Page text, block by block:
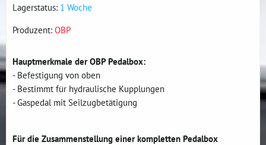
Lagerstatus: 1 Woche
Produzent: OBP
Hauptmerkmale der OBP Pedalbox:
- Befestigung von oben
- Bestimmt für hydraulische Kupplungen
- Gaspedal mit Seilzugbetätigung
Für die Zusammenstellung einer kompletten Pedalbox